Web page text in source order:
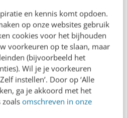
en kennis komt opdoen.
op onze websites gebruik
cookies voor het bijhouden
voorkeuren op te slaan, maar
(bijvoorbeeld het
Wil je je voorkeuren
instellen’. Door op ‘Alle
ga je akkoord met het
zoals omschreven in onze
als tekstschrijver:
voor een tekstschrijver?’
als ik deze vraag aan